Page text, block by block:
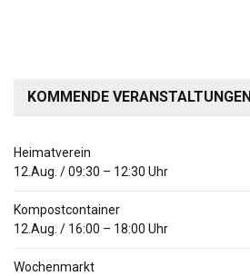
KOMMENDE VERANSTALTUNGEN
Heimatverein
12.Aug. /09:30 – 12:30 Uhr
Kompostcontainer
12.Aug. / 16:00 – 18:00 Uhr
Wochenmarkt